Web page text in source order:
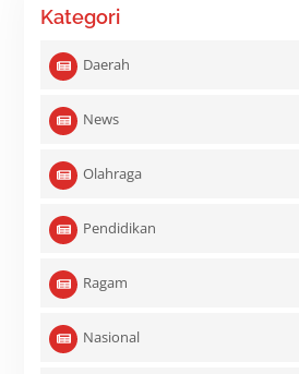
Kategori
Daerah
News
Olahraga
Pendidikan
Ragam
Nasional